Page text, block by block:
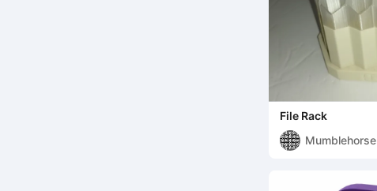
File Rack
Mumblehorse